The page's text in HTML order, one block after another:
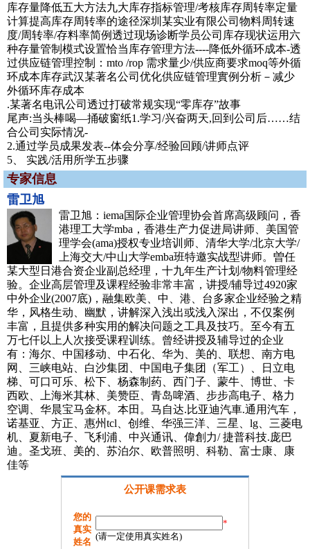
库存量降低五大方法九大库存指标管理/考核库存周转率定量
计算提高库存周转率的途径深圳某实业有限公司物料周转速
度/周转率/存料率简例透过现场诊断学员公司库存现状运用六
种存量管制模式设置恰当库存管理方法----降低外循环成本-透
过供应链管理控制：mto /rop 需求量少/供应商要求moq等外循
环成本库存武汉某著名公司优化供应链管理實例分析－减少
外循环库存成本
.某著名电讯公司透过打破常规实现“零库存”故事
尾声:当头棒喝—捅破窗纸1.学习/兴奋两天,回到公司后……结
合公司实际情况-
2.通过学员成果发表--体会分享/经验回顾/讲师点评
5、 实践/活用所学五步骤
专家信息
雷卫旭
雷卫旭：iema国际企业管理协会首席高级顾问，香
港理工大学mba，香港生产力促进局讲师、美国管
理学会(ama)授权专业培训师、清华大学/北京大学/
上海交大/中山大学emba班特邀实战型讲师。曽任
某大型日港合资企业副总经理，十九年生产计划/物料管理经
验。企业高层管理及课程经验非常丰富，讲授/辅导过4920家
中外企业(2007底)，融集欧美、中、港、台多家企业经验之精
华，风格生动、幽默，讲解深入浅出或浅入深出，不仅案例
丰富，且提供多种实用的解决问题之工具及技巧。至今有五
万七仟以上人次接受课程训练。曾经讲授及辅导过的企业
有：海尔、中国移动、中石化、华为、美的、联想、南方电
网、三峡电站、白沙集团、中国电子集团（军工）、日立电
梯、可口可乐、松下、杨森制药、西门子、蒙牛、博世、卡
西欧、上海米其林、美赞臣、青岛啤酒、步步高电子、格力
空调、华晨宝马金杯。本田。马自达.比亚迪汽車.通用汽车，
诺基亚、方正、惠州tcl、创维、华强三洋、三星、lg、三菱电
机、夏新电子、飞利浦、中兴通讯、偉創力/ 捷普科技.庞巴
迪。圣戈班、美的、苏泊尔、欧普照明、科勒、富士康、康
佳等
公开课需求表
您的
真实
姓名
*
(请一定使用真实姓名)